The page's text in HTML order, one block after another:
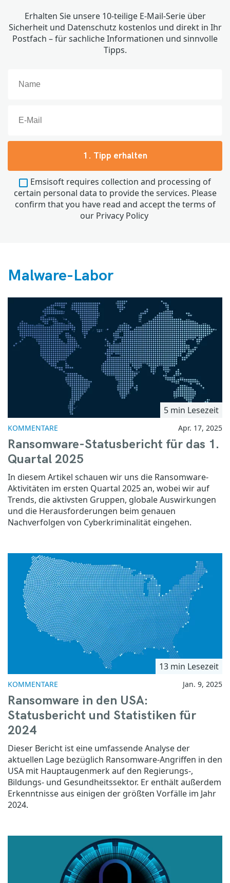
Erhalten Sie unsere 10-teilige E-Mail-Serie über
Sicherheit und Datenschutz kostenlos und direkt in Ihr
Postfach – für sachliche Informationen und sinnvolle
Tipps.
1. Tipp erhalten
Emsisoft requires collection and processing of
certain personal data to provide the services. Please
confirm that you have read and accept the terms of
our Privacy Policy
Malware-Labor
5 min Lesezeit
Apr. 17, 2025
KOMMENTARE
Ransomware-Statusbericht für das 1.
Quartal 2025
In diesem Artikel schauen wir uns die Ransomware-
Aktivitäten im ersten Quartal 2025 an, wobei wir auf
Trends, die aktivsten Gruppen, globale Auswirkungen
und die Herausforderungen beim genauen
Nachverfolgen von Cyberkriminalität eingehen.
13 min Lesezeit
Jan. 9, 2025
KOMMENTARE
Ransomware in den USA:
Statusbericht und Statistiken für
2024
Dieser Bericht ist eine umfassende Analyse der
aktuellen Lage bezüglich Ransomware-Angriffen in den
USA mit Hauptaugenmerk auf den Regierungs-,
Bildungs- und Gesundheitssektor. Er enthält außerdem
Erkenntnisse aus einigen der größten Vorfälle im Jahr
2024.